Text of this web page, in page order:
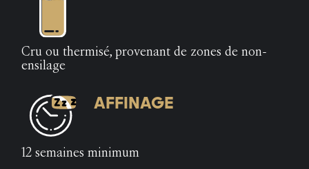
Cru ou thermisé, provenant de zones de non-
ensilage
AFFINAGE
12 semaines minimum